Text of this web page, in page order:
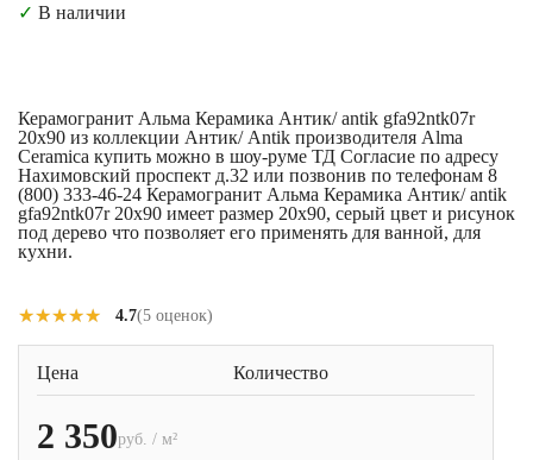
✓ В наличии
Керамогранит Альма Керамика Антик/ antik gfa92ntk07r
20x90 из коллекции Антик/ Antik производителя Alma
Ceramica купить можно в шоу-руме ТД Согласие по адресу
Нахимовский проспект д.32 или позвонив по телефонам 8
(800) 333-46-24 Керамогранит Альма Керамика Антик/ antik
gfa92ntk07r 20x90 имеет размер 20x90, серый цвет и рисунок
под дерево что позволяет его применять для ванной, для
кухни.
★★★★★
★★★★★ 4.7(5 оценок)
Цена Количество
2 350руб. / м²